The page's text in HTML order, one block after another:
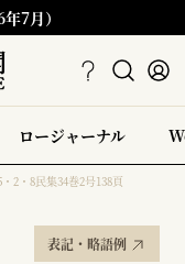
7月）
ロージャーナル
2・8民集34巻2号138頁
表記・略語例